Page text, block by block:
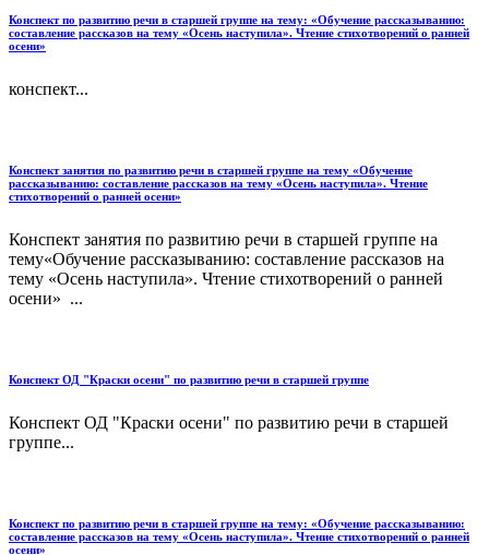
Конспект по развитию речи в старшей группе на тему: «Обучение рассказыванию:
составление рассказов на тему «Осень наступила». Чтение стихотворений о ранней
осени»
конспект...
Конспект занятия по развитию речи в старшей группе на тему «Обучение
рассказыванию: составление рассказов на тему «Осень наступила». Чтение
стихотворений о ранней осени»
Конспект занятия по развитию речи в старшей группе на
тему«Обучение рассказыванию: составление рассказов на
тему «Осень наступила». Чтение стихотворений о ранней
осени» ...
Конспект ОД "Краски осени" по развитию речи в старшей группе
Конспект ОД "Краски осени" по развитию речи в старшей
группе...
Конспект по развитию речи в старшей группе на тему: «Обучение рассказыванию:
составление рассказов на тему «Осень наступила». Чтение стихотворений о ранней
осени»